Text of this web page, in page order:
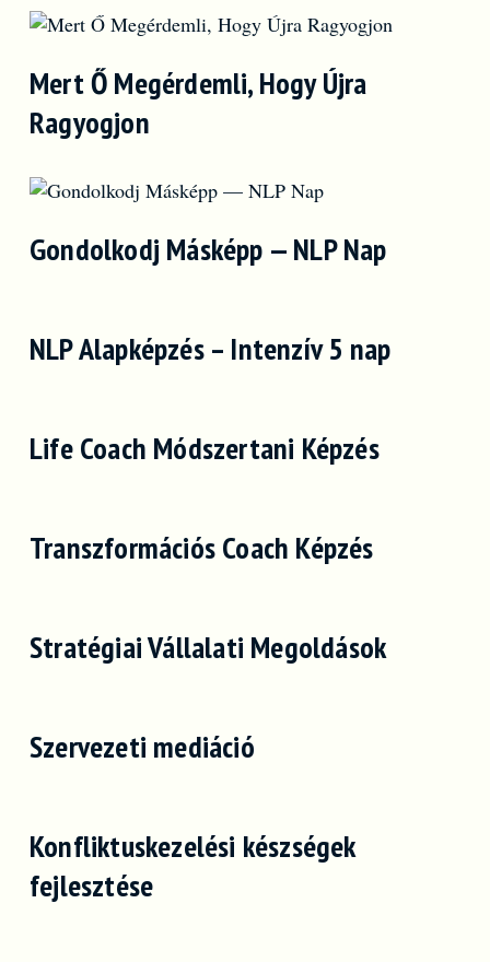
Mert Ő Megérdemli, Hogy Újra
Ragyogjon
Gondolkodj Másképp — NLP Nap
NLP Alapképzés – Intenzív 5 nap
Life Coach Módszertani Képzés
Transzformációs Coach Képzés
Stratégiai Vállalati Megoldások
Szervezeti mediáció
Konfliktuskezelési készségek
fejlesztése